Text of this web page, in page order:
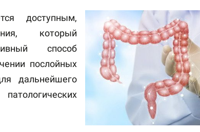
доступным,
который
способ
послойных
дальнейшего